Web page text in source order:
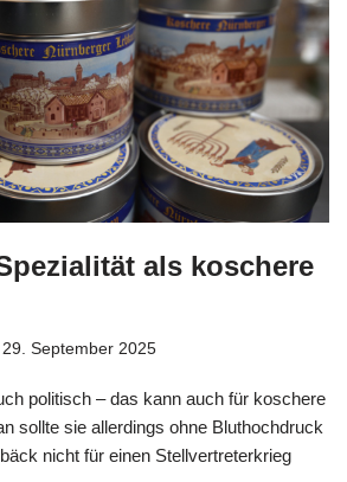
als koschere
29. September 2025
politisch – das kann auch für koschere
sollte sie allerdings ohne Bluthochdruck
nicht für einen Stellvertreterkrieg